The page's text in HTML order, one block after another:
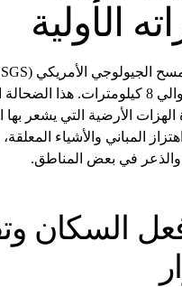
الأولية
على عمق حوالي 8 كيلومترات. هذا
الأرضية التي يشعر
المباني والأشياء
في بعض المناطق.
السكان